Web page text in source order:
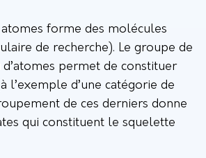
atomes forme des molécules
de recherche). Le groupe de
permet de constituer
l’exemple d’une catégorie de
de ces derniers donne
qui constituent le squelette